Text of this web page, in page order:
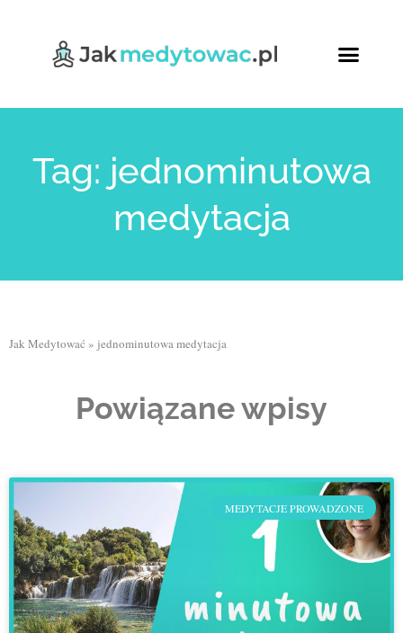
Tag: jednominutowa
medytacja
Jak Medytować » jednominutowa medytacja
Powiązane wpisy
MEDYTACJE PROWADZONE